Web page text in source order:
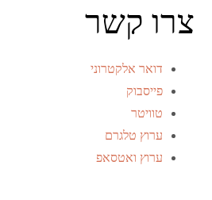
צרו קשר
דואר אלקטרוני
פייסבוק
טוויטר
ערוץ טלגרם
ערוץ ואטסאפ